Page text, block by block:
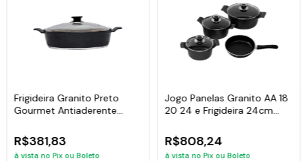
Frigideira Granito Preto
Gourmet Antiaderente
R$381,83
à vista no Pix ou Boleto
Jogo Panelas Granito AA 18
20 24 e Frigideira 24cm
R$808,24
à vista no Pix ou Boleto